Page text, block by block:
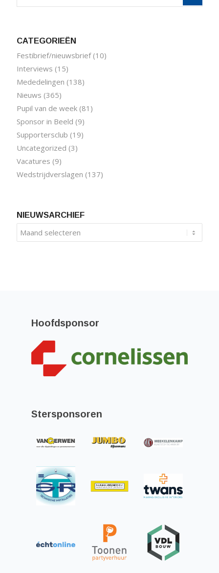
CATEGORIEËN
Festibrief/nieuwsbrief(10)
Interviews (15)
Mededelingen (138)
Nieuws (365)
Pupil van de week(81)
Sponsor in Beeld (9)
Supportersclub (19)
Uncategorized (3)
Vacatures (9)
Wedstrijdverslagen (137)
NIEUWSARCHIEF
Hoofdsponsor
Stersponsoren